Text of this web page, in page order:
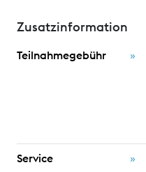
Zusatzinformation
Teilnahmegebühr
Service